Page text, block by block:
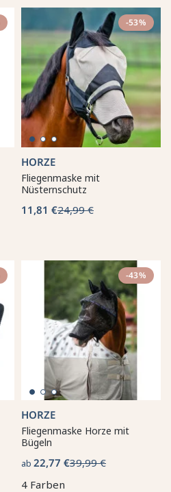
-53%
HORZE
Fliegenmaske mit
Nüsternschutz
11,81 €24,99 €
-43%
HORZE
Fliegenmaske Horze mit
Bügeln
ab 22,77 €39,99 €
4 Farben